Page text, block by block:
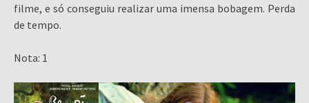
filme, e só conseguiu realizar uma imensa bobagem. Perda
de tempo.
Nota: 1